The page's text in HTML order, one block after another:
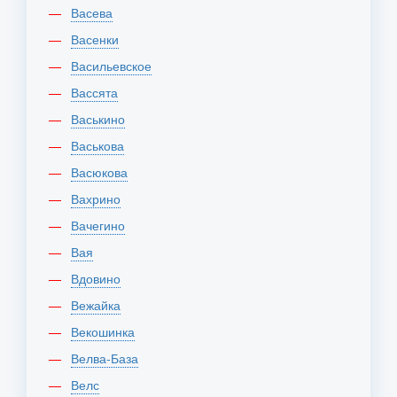
Васева
Васенки
Васильевское
Вассята
Васькино
Васькова
Васюкова
Вахрино
Вачегино
Вая
Вдовино
Вежайка
Векошинка
Велва-База
Велс